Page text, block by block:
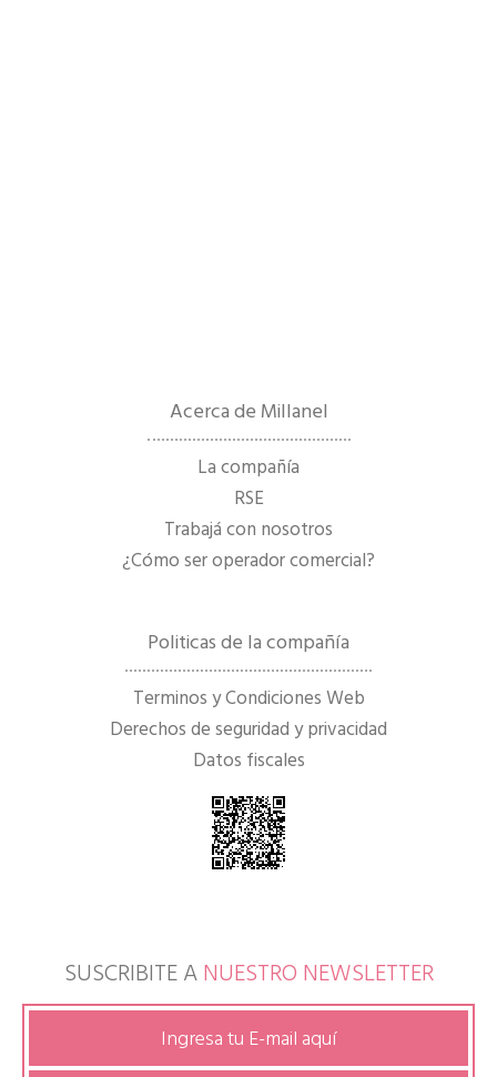
Acerca de Millanel
La compañía
RSE
Trabajá con nosotros
¿Cómo ser operador comercial?
Politicas de la compañía
Terminos y Condiciones Web
Derechos de seguridad y privacidad
Datos fiscales
SUSCRIBITE ANUESTRO NEWSLETTER